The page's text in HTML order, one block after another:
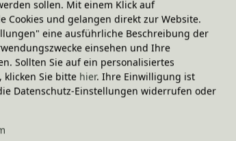
Schurwolle
klimatisierende
verfügen über einen
kühlen im Sommer, wärmen im
Feuchtigkeit. Fürbionik
aus kontrolliert biologischer
bionik
traditionell
Kleben
und
sollen. Mit einem Klick auf
Cookies und gelangen direkt zur Website.
eine ausführliche Beschreibung der
einsehen und Ihre
Sollten Sie auf ein personalisiertes
klicken Sie bitte hier. Ihre Einwilligung ist
Datenschutz-Einstellungen widerrufen oder